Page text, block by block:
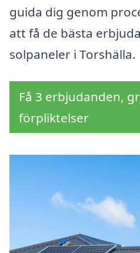
guida dig genom
att få de bästa
solpaneler i Torshälla.
Få 3 erbjudanden,
förpliktelser